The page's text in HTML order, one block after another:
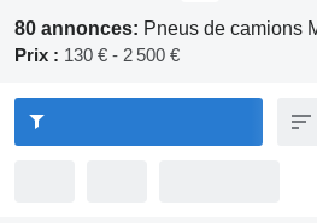
80 annonces: Pneus de camions
Prix : 130 € - 2 500 €